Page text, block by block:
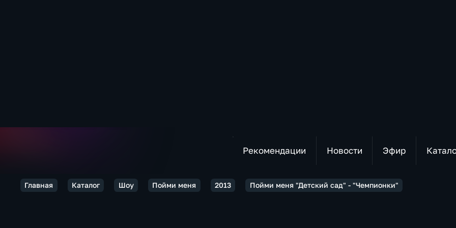
Рекомендации Новости Эфир
Главная Каталог Шоу Пойми меня 2013 Пойми меня "Детский сад" - "Чемпионки"